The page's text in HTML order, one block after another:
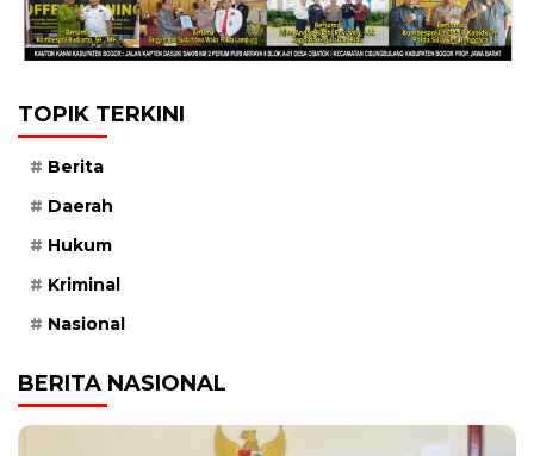
TOPIK TERKINI
Berita
Daerah
Hukum
Kriminal
Nasional
BERITA NASIONAL